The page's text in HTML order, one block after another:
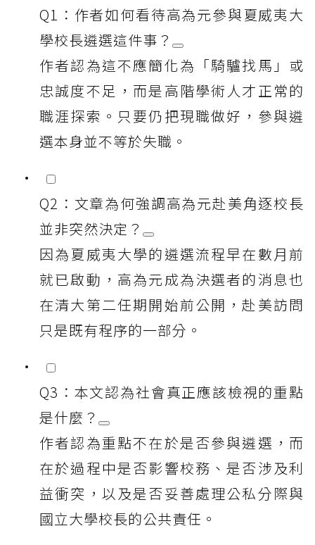
Q1：作者如何看待高為元參與夏威夷大
學校長遴選這件事？
作者認為這不應簡化為「騎驢找馬」或
忠誠度不足，而是高階學術人才正常的
職涯探索。只要仍把現職做好，參與遴
選本身並不等於失職。
Q2：文章為何強調高為元赴美角逐校長
並非突然決定？
因為夏威夷大學的遴選流程早在數月前
就已啟動，高為元成為決選者的消息也
在清大第二任期開始前公開，赴美訪問
只是既有程序的一部分。
Q3：本文認為社會真正應該檢視的重點
是什麼？
作者認為重點不在於是否參與遴選，而
在於過程中是否影響校務、是否涉及利
益衝突，以及是否妥善處理公私分際與
國立大學校長的公共責任。